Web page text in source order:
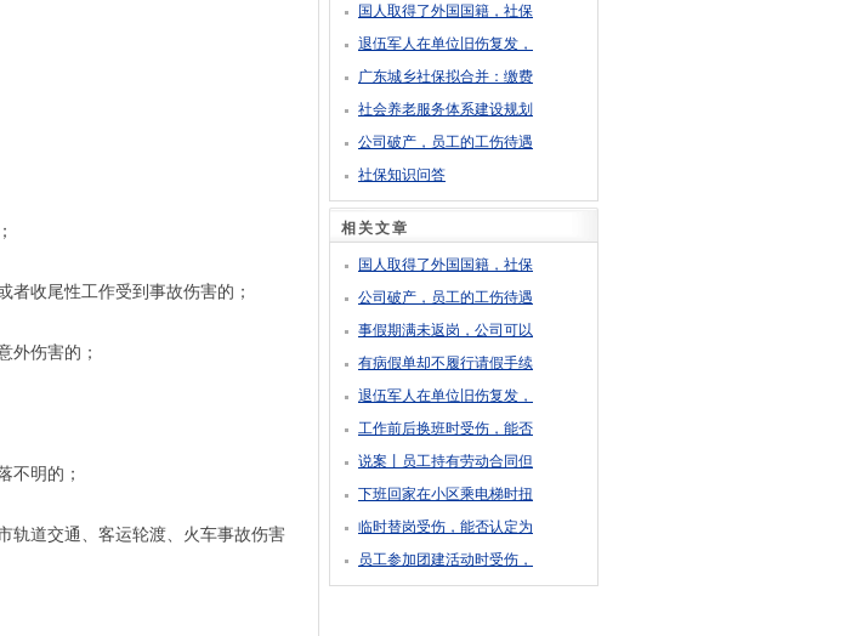
收尾性工作受到事故伤害的；
伤害的；
明的；
道交通、客运轮渡、火车事故伤害
国人取得了外国国籍，社保
退伍军人在单位旧伤复发，
广东城乡社保拟合并：缴费
社会养老服务体系建设规划
公司破产，员工的工伤待遇
社保知识问答
相关文章
国人取得了外国国籍，社保
公司破产，员工的工伤待遇
事假期满未返岗，公司可以
有病假单却不履行请假手续
退伍军人在单位旧伤复发，
工作前后换班时受伤，能否
说案丨员工持有劳动合同但
下班回家在小区乘电梯时扭
临时替岗受伤，能否认定为
员工参加团建活动时受伤，